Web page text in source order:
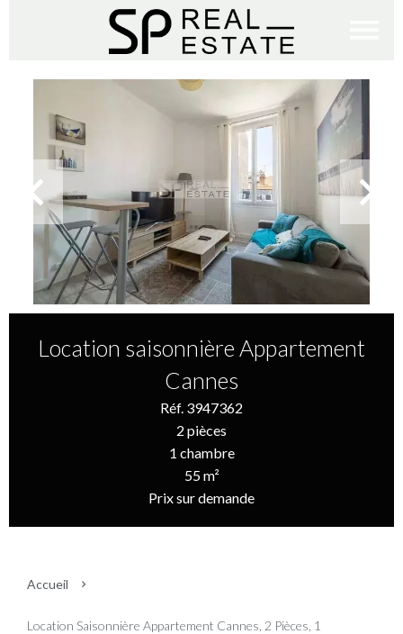
Location saisonnière Appartement
Cannes
Réf. 3947362
2 pièces
1 chambre
55 m²
Prix sur demande
Accueil
Location Saisonnière Appartement Cannes, 2 Pièces, 1